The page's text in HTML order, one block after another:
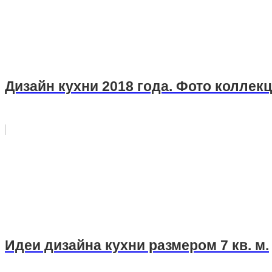
Дизайн кухни 2018 года. Фото
Идеи дизайна кухни размером 7 кв. м.